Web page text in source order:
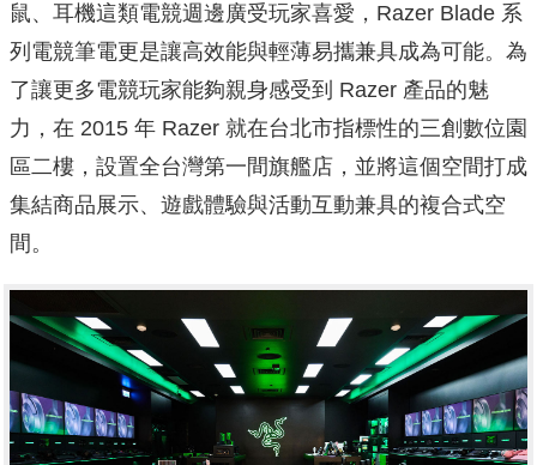
鼠、耳機這類電競週邊廣受玩家喜愛，Razer Blade 系
列電競筆電更是讓高效能與輕薄易攜兼具成為可能。為
了讓更多電競玩家能夠親身感受到 Razer 產品的魅
力，在 2015 年 Razer 就在台北市指標性的三創數位園
區二樓，設置全台灣第一間旗艦店，並將這個空間打成
集結商品展示、遊戲體驗與活動互動兼具的複合式空
間。